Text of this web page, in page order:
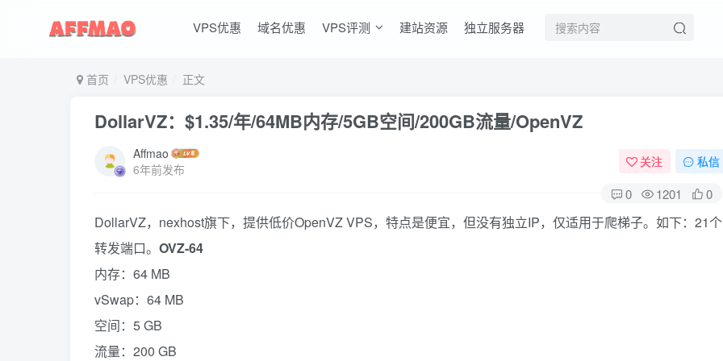
VPS优惠 域名优惠 VPS评测 建站资源 独立服务器
首页 VPS优惠 正文
DollarVZ：$1.35/年/64MB内存/5GB空间/200GB流量/OpenVZ
Affmao
6年前发布
关注 私信
0 1201 0
DollarVZ，nexhost旗下，提供低价OpenVZ VPS，特点是便宜，但没有独立IP，仅适用于爬梯子。如下：21个
转发端口。 OVZ-64
内存：64 MB
vSwap：64 MB
空间：5 GB
流量：200 GB